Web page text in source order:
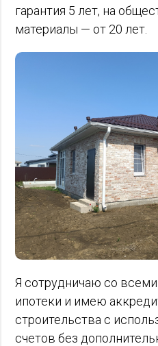
гарантия 5 лет, на
материалы — от 20 лет.
Я сотрудничаю со
ипотеки и имею
строительства с
счетов без